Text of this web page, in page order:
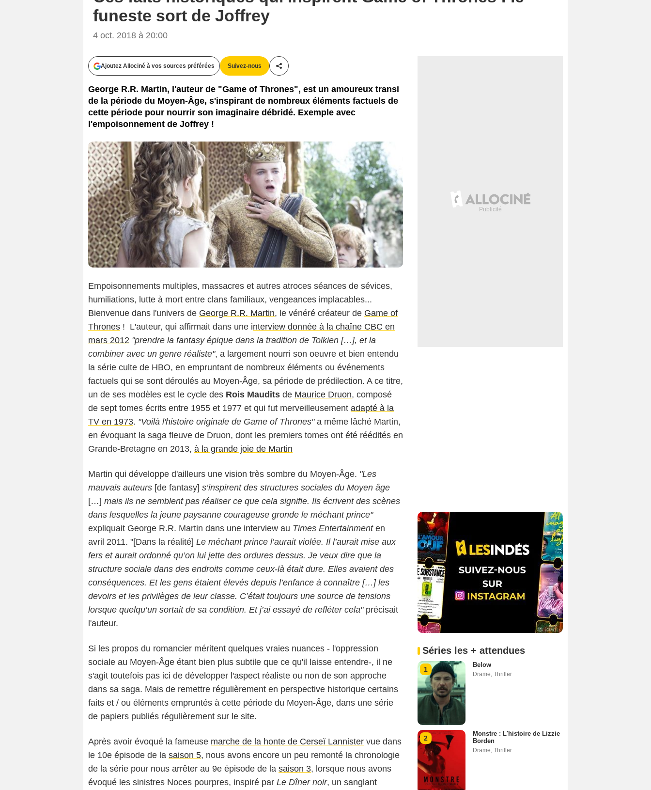
funeste sort de Joffrey
4 oct. 2018 à 20:00
Ajoutez Allociné à vos sources préférées Suivez-nous
Partager cet article
George R.R. Martin, l'auteur de "Game of Thrones", est un amoureux transi
de la période du Moyen-Âge, s'inspirant de nombreux éléments factuels de
cette période pour nourrir son imaginaire débridé. Exemple avec
l'empoisonnement de Joffrey !
Empoisonnements multiples, massacres et autres atroces séances de sévices,
humiliations, lutte à mort entre clans familiaux, vengeances implacables...
Bienvenue dans l'univers de George R.R. Martin, le vénéré créateur de Game of
Thrones ! L'auteur, qui affirmait dans une interview donnée à la chaîne CBC en
mars 2012 "prendre la fantasy épique dans la tradition de Tolkien […], et la
combiner avec un genre réaliste", a largement nourri son oeuvre et bien entendu
la série culte de HBO, en empruntant de nombreux éléments ou événements
factuels qui se sont déroulés au Moyen-Âge, sa période de prédilection. A ce titre,
un de ses modèles est le cycle des Rois Maudits de Maurice Druon, composé
de sept tomes écrits entre 1955 et 1977 et qui fut merveilleusement adapté à la
TV en 1973. "Voilà l'histoire originale de Game of Thrones"a même lâché Martin,
en évoquant la saga fleuve de Druon, dont les premiers tomes ont été réédités en
Grande-Bretagne en 2013, à la grande joie de Martin
Martin qui développe d'ailleurs une vision très sombre du Moyen-Âge. "Les
mauvais auteurs [de fantasy] s’inspirent des structures sociales du Moyen âge
[…] mais ils ne semblent pas réaliser ce que cela signifie. Ils écrivent des scènes
dans lesquelles la jeune paysanne courageuse gronde le méchant prince"
expliquait George R.R. Martin dans une interview au Times Entertainmenten
avril 2011. "[Dans la réalité] Le méchant prince l’aurait violée. Il l’aurait mise aux
fers et aurait ordonné qu’on lui jette des ordures dessus. Je veux dire que la
structure sociale dans des endroits comme ceux-là était dure. Elles avaient des
conséquences. Et les gens étaient élevés depuis l’enfance à connaître […] les
devoirs et les privilèges de leur classe. C’était toujours une source de tensions
lorsque quelqu’un sortait de sa condition. Et j’ai essayé de refléter cela"précisait
l'auteur.
Si les propos du romancier méritent quelques vraies nuances - l'oppression
sociale au Moyen-Âge étant bien plus subtile que ce qu'il laisse entendre-, il ne
s'agit toutefois pas ici de développer l'aspect réaliste ou non de son approche
dans sa saga. Mais de remettre régulièrement en perspective historique certains
faits et / ou éléments empruntés à cette période du Moyen-Âge, dans une série
de papiers publiés régulièrement sur le site.
Après avoir évoqué la fameuse marche de la honte de Cerseï Lannister vue dans
le 10e épisode de la saison 5, nous avons encore un peu remonté la chronologie
de la série pour nous arrêter au 9e épisode de la saison 3, lorsque nous avons
évoqué les sinistres Noces pourpres, inspiré par Le Dîner noir, un sanglant
Séries les + attendues
1
Below
Drame Thriller
2
Monstre : L'histoire de Lizzie
Borden
Drame Thriller